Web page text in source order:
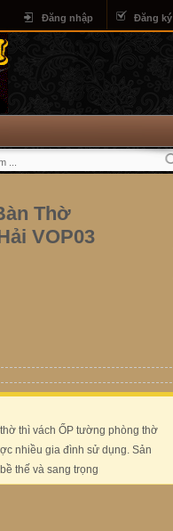
Đăng nhập Đăng ký
Thờ
VOP03
thì vách ỐP tường phòng thờ
nhiều gia đình sử dụng. Sản
thế và sang trọng